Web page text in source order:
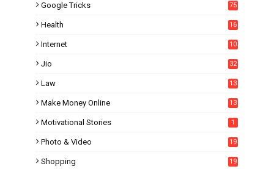
Google Tricks 75
Health 16
Internet
10
Jio 32
Law 13
Make Money Online 13
Motivational Stories 1
Photo & Video 19
Shopping 19